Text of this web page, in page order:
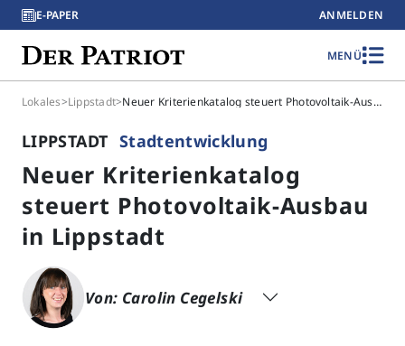
E-PAPER ANMELDEN
MENÜ
Lokales>Lippstadt> Neuer Kriterienkatalog steuert Photovoltaik-Ausbau in Lippstadt
LIPPSTADT Stadtentwicklung
Neuer Kriterienkatalog
steuert Photovoltaik-Ausbau
in Lippstadt
Von: Carolin Cegelski